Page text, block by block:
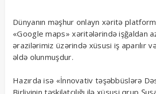
Dünyanın məşhur onlayn xəritə
«Google maps» xəritələrində işğaldan
ərazilərimiz üzərində xüsusi iş aparılır
əldə olunmuşdur.
Hazırda isə «İnnovativ təşəbbüslərə
Birliyinin təşkilatçılığı ilə xüsusi qrup